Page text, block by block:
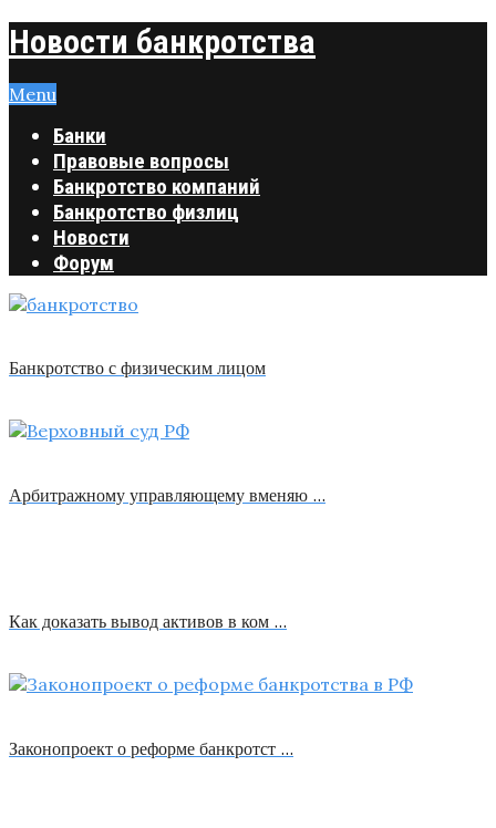
Новости банкротства
Menu
Банки
Правовые вопросы
Банкротство компаний
Банкротство физлиц
Новости
Форум
Банкротство с физическим лицом
Арбитражному управляющему вменяю …
Как доказать вывод активов в ком …
Законопроект о реформе банкротст …